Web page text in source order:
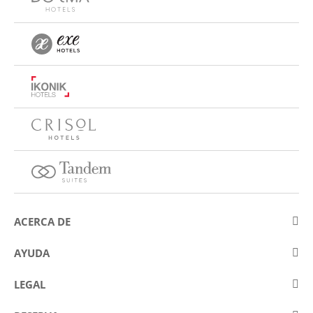
ACERCA DE
Sobre Eurostars Hotel Company
Concursos
AYUDA
Contactar
LEGAL
Aviso legal